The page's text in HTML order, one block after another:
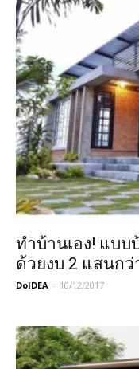
ทำบ้านเอง! แบบ
ด้วยงบ 2 แสนกว่
DoIDEA - 10/12/2017